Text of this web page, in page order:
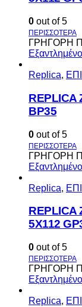
0 out of 5
ΓΡΗΓΟΡΗ
Εξαντλημένο
Replica,
REPLICA
BP35
0 out of 5
ΓΡΗΓΟΡΗ
Εξαντλημένο
Replica,
REPLICA
5X112
0 out of 5
ΓΡΗΓΟΡΗ
Εξαντλημένο
Replica,